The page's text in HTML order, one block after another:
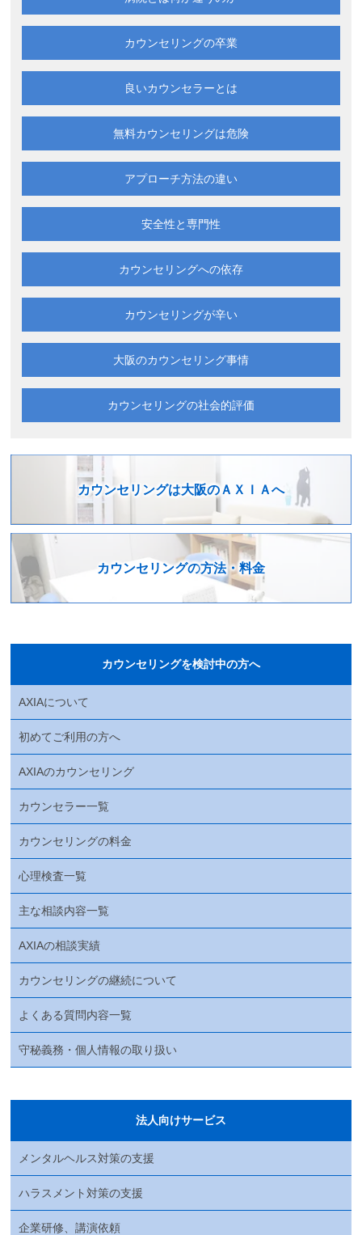
カウンセリングの卒業
良いカウンセラーとは
無料カウンセリングは危険
アプローチ方法の違い
安全性と専門性
カウンセリングへの依存
カウンセリングが辛い
大阪のカウンセリング事情
カウンセリングの社会的評価
カウンセリングは大阪のＡＸＩＡへ
カウンセリングの方法・料金
カウンセリングを検討中の方へ
AXIAについて
初めてご利用の方へ
AXIAのカウンセリング
カウンセラー一覧
カウンセリングの料金
心理検査一覧
主な相談内容一覧
AXIAの相談実績
カウンセリングの継続について
よくある質問内容一覧
守秘義務・個人情報の取り扱い
法人向けサービス
メンタルヘルス対策の支援
ハラスメント対策の支援
企業研修、講演依頼